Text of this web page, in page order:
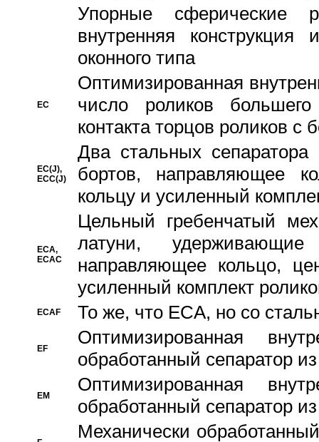
Упорные сферические
внутренняя
оконного типа
EC
Oптимизированная
число роликов
контакта торцов роликов с
EC(J),
ECC(J)
Два стальных сепаратора
бортов, направляющее
кольцу и усиленный
ECA,
ECAC
Цельный гребенчатый
латуни,
направляющее кольцо,
усиленный комплект
ECAF То же, что ECA, но со
EF
Оптимизированная
обработанный сепаратор
EM
Оптимизированная
обработанный сепаратор
Механически